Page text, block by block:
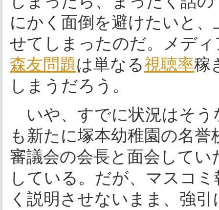
にかく面倒を避けたいと
せてしまったのだ。メデ
森友問題は単なる視聴率稼
しまうだろう。
いや、すでに状況はそう
も新たに塚本幼稚園の名
審議会の会長と面会して
している。だが、マスコ
く説明させないまま、強